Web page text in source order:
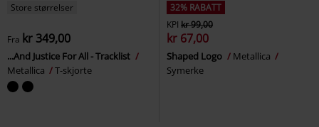
Store størrelser
Fra kr 349,00
...And Justice For All - Tracklist
Metallica
T-skjorte
32% RABATT
KPI kr 99,00
kr 67,00
Shaped Logo
Metallica
Symerke